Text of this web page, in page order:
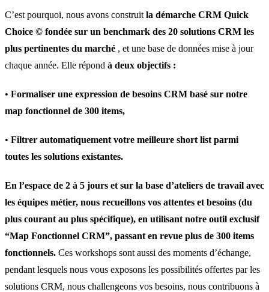
C’est pourquoi, nous avons construit la démarche CRM Quick
Choice © fondée sur un benchmark des 20 solutions CRM les
plus pertinentes du marché , et une base de données mise à jour
chaque année. Elle répond à deux objectifs :
• Formaliser une expression de besoins CRM basé sur notre
map fonctionnel de 300 items,
• Filtrer automatiquement votre meilleure short list parmi
toutes les solutions existantes.
En l’espace de 2 à 5 jours et sur la base d’ateliers de travail avec
les équipes métier, nous recueillons vos attentes et besoins (du
plus courant au plus spécifique), en utilisant notre outil exclusif
“Map Fonctionnel CRM”, passant en revue plus de 300 items
fonctionnels. Ces workshops sont aussi des moments d’échange,
pendant lesquels nous vous exposons les possibilités offertes par les
solutions CRM, nous challengeons vos besoins, nous contribuons à